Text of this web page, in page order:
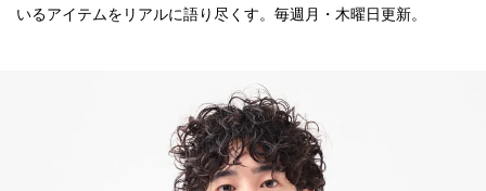
いるアイテムをリアルに語り尽くす。毎週月・木曜日更新。